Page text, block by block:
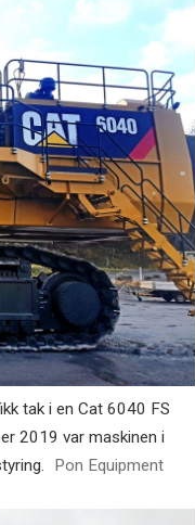
tak i en Cat 6040 FS
2019 var maskinen i
Pon Equipment